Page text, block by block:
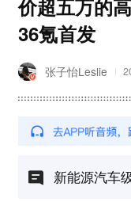
价超五万的
36氪首发
张子怡Leslie
新能源汽车